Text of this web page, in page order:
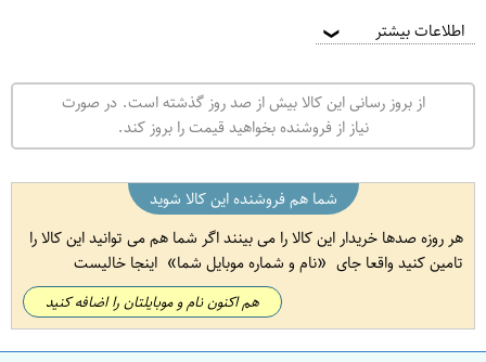
اطلاعات بیشتر ❯
از بروز رسانی این کالا بیش از صد روز گذشته است. در صورت
نیاز از فروشنده بخواهید قیمت را بروز کند.
شما هم فروشنده این کالا شوید
هر روزه صدها خریدار این کالا را می بینند اگر شما هم می توانید این کالا را
تامین کنید واقعا جای
نام و شماره موبایل شما اینجا خالیست
هم اکنون نام و موبایلتان را اضافه کنید